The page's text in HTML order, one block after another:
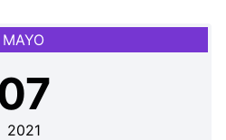
MAYO
2021